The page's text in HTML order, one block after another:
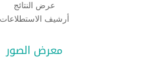
عرض النتائج
أرشيف الاستطلاعات
معرض الصور